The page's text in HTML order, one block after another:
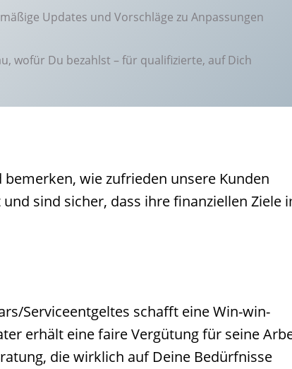
Updates und Vorschläge zu Anpassungen
wofür Du bezahlst – für qualifizierte, auf Dich
wie zufrieden unsere Kunden
sind sicher, dass ihre finanziellen Ziele
Serviceentgeltes schafft eine Win-win-
erhält eine faire Vergütung für seine
die wirklich auf Deine Bedürfnisse